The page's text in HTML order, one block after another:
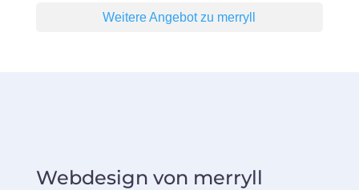
Weitere Angebot zu merryll
Webdesign von merryll